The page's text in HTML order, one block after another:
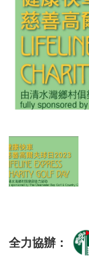
全力協辦：